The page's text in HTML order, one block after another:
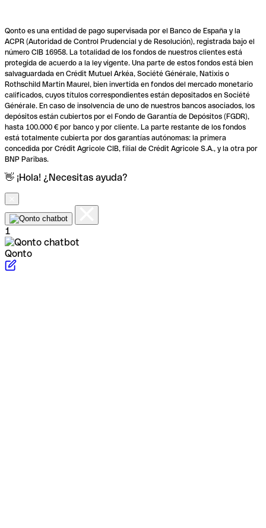
Qonto es una entidad de pago supervisada por el Banco de España y la
ACPR (Autoridad de Control Prudencial y de Resolución), registrada bajo el
número CIB 16958. La totalidad de los fondos de nuestros clientes está
protegida de acuerdo a la ley vigente. Una parte de estos fondos está bien
salvaguardada en Crédit Mutuel Arkéa, Société Générale, Natixis o
Rothschild Martin Maurel, bien invertida en fondos del mercado monetario
calificados, cuyos títulos correspondientes están depositados en Société
Générale. En caso de insolvencia de uno de nuestros bancos asociados, los
depósitos están cubiertos por el Fondo de Garantía de Depósitos (FGDR),
hasta 100.000 € por banco y por cliente. La parte restante de los fondos
está totalmente cubierta por dos garantías autónomas: la primera
concedida por Crédit Agricole CIB, filial de Crédit Agricole S.A., y la otra por
BNP Paribas.
👋 ¡Hola! ¿Necesitas ayuda?
1
Qonto